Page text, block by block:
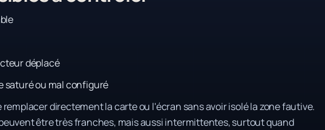
déplacé
saturé ou mal configuré
remplacer directement la carte ou l'écran sans avoir isolé la zone fautive.
être très franches, mais aussi intermittentes, surtout quand